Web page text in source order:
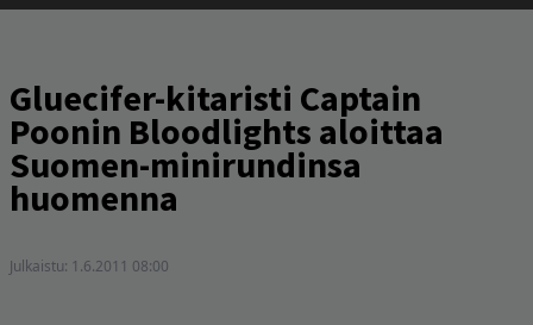
Gluecifer-kitaristi Captain
Poonin Bloodlights aloittaa
Suomen-minirundinsa
huomenna
Julkaistu: 1.6.2011 08:00